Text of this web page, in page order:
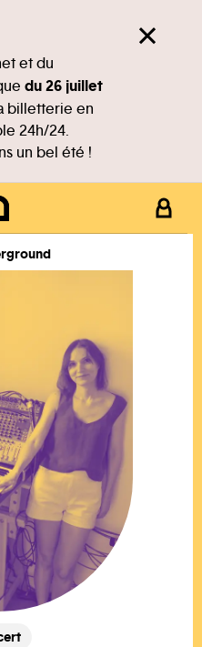
et du
du 26 juillet
billetterie en
24h/24.
un bel été !